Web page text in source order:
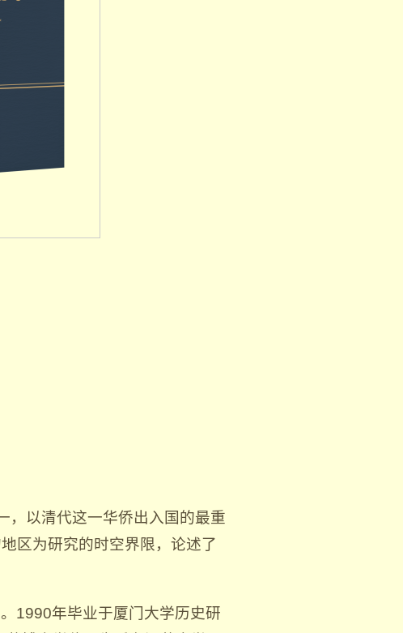
，以清代这一华侨出入国的最重
区为研究的时空界限，论述了
1990年毕业于厦门大学历史研